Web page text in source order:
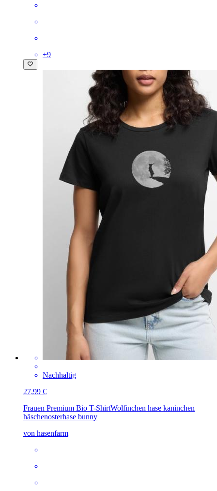
+9
Nachhaltig
27,99 €
Frauen Premium Bio T-ShirtWolfinchen hase kaninchen
häschenosterhase bunny
von hasenfarm